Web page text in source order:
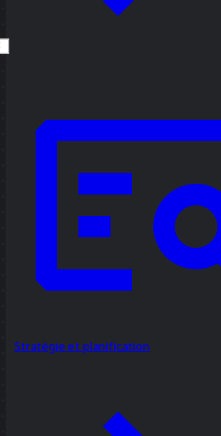
Stratégie et planification